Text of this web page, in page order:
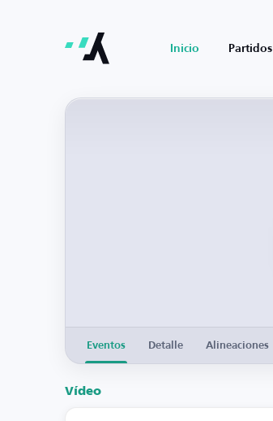
Inicio Partidos
Eventos Detalle Alineaciones
Vídeo